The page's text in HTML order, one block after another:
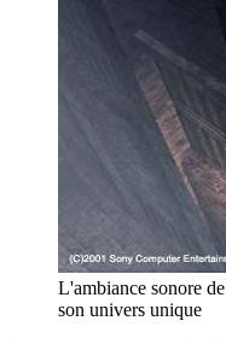
L'ambiance sonore
son univers unique